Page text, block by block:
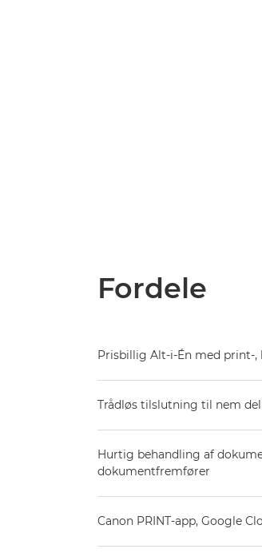
Fordele
Prisbillig Alt-i-Én med print-,
Trådløs tilslutning til nem
Hurtig behandling af
dokumentfremfører
Canon PRINT-app, Google